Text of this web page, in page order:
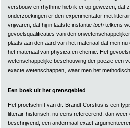
versbouw en rhythme heb ik er op gewezen, dat
onderzoekingen er den experimentator met
vrijwaren, dat hij in laatste instantie tochtelkens
gevoelsqualificaties van den
plaats aan den aard van het materiaal dat men
het materiaal van physica en chemie. Het
wetenschappelijke beschouwing der poëzie een
exacte wetenschappen, waar men het
Een boek uit het grensgebied
Het proefschrift van dr. Brandt Corstius is een
litterair-historisch, nu eens refereerend, dan
beschrijvend, een andermaal exact